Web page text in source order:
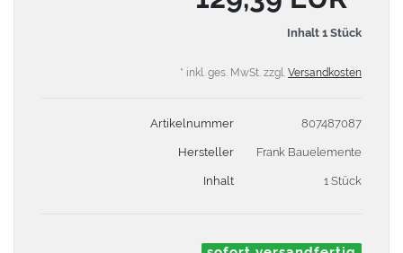
Inhalt 1 Stück
* inkl. ges. MwSt. zzgl. Versandkosten
Artikelnummer 807487087
Hersteller Frank Bauelemente
Inhalt 1 Stück